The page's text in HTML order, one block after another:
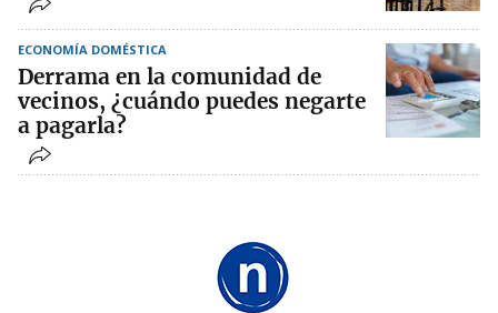
ECONOMÍA DOMÉSTICA
Derrama en la comunidad de
vecinos, ¿cuándo puedes negarte
a pagarla?